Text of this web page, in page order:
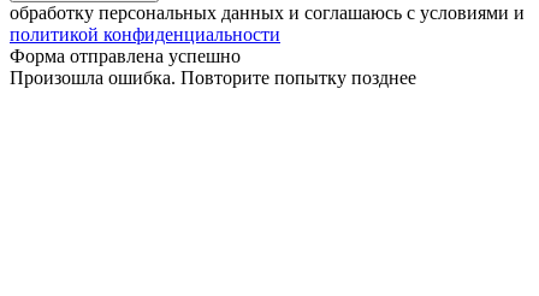
обработку персональных данных и соглашаюсь с условиями и
политикой конфиденциальности
Форма отправлена успешно
Произошла ошибка. Повторите попытку позднее